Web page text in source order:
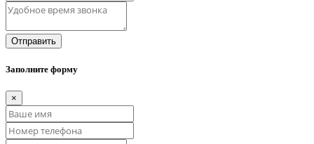
Отправить
Заполните форму
×